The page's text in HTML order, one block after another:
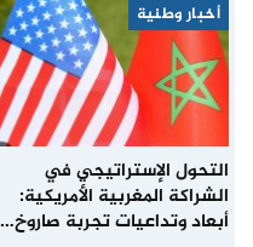
أخبار وطنية
التحول الإستراتيجي في
الشراكة المغربية الأمريكية:
أبعاد وتداعيات تجربة صاروخ…